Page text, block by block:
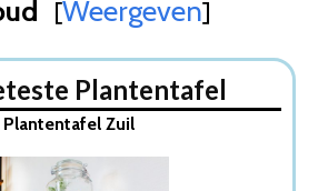
[Weergeven]
Zuil Plantentafel
Plantentafel
Goa Bijzettafel
Plantentafel
Plantentafel Zuil